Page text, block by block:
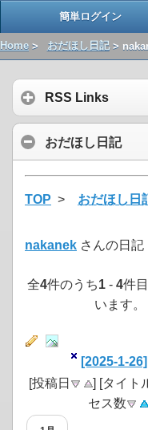
簡単ログイン
Home > おだほし日記>
RSS Links
おだほし日記
TOP > おだほし日
nakanek さんの日記
全4件のうち1 - 4件
います。
[2025-1-26]
[投稿日
] [タイト
セス数